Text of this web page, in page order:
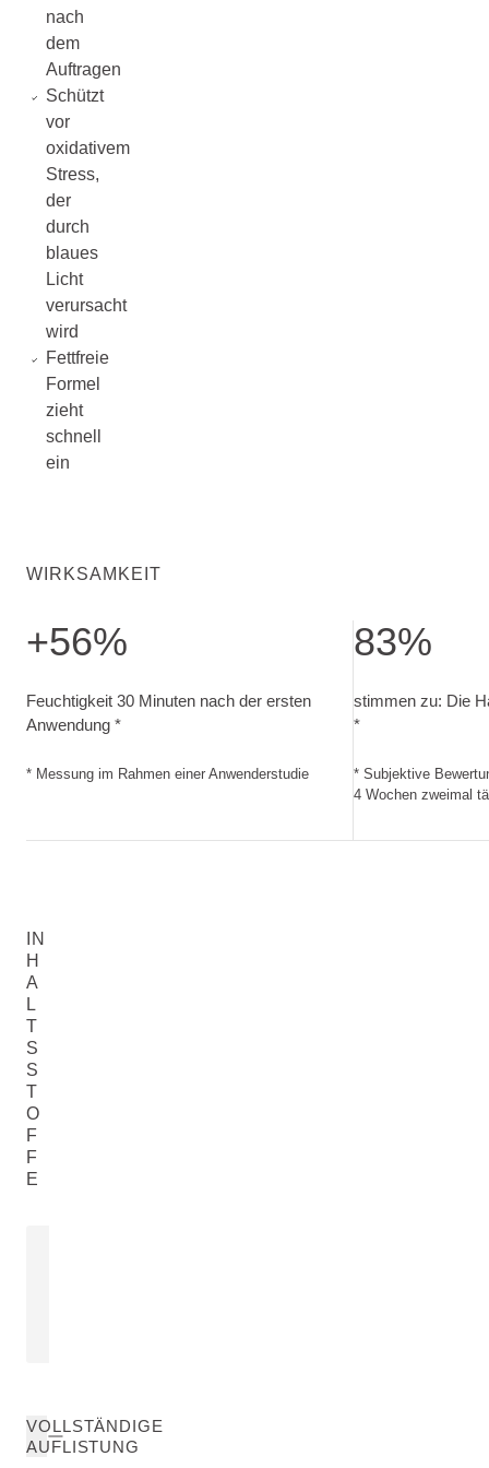
nach
dem
Auftragen
Schützt
vor
oxidativem
Stress,
der
durch
blaues
Licht
verursacht
wird
Fettfreie
Formel
zieht
schnell
ein
WIRKSAMKEIT
+56%
Feuchtigkeit 30 Minuten nach der ersten
Anwendung *
* Messung im Rahmen einer Anwenderstudie
83%
stimmen zu: Die
*
* Subjektive
4 Wochen zweimal
IN
H
A
L
T
S
S
T
O
F
F
E
VOLLSTÄNDIGE
AUFLISTUNG